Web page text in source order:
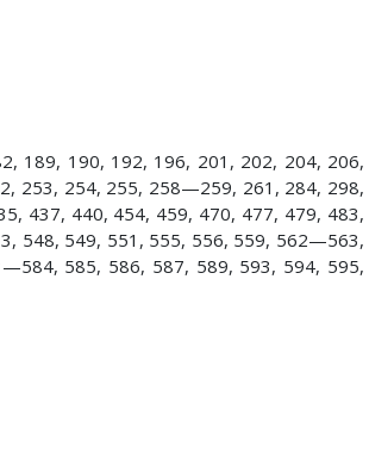
189, 190, 192, 196, 201, 202, 204, 206,
253, 254, 255, 258—259, 261, 284, 298,
437, 440, 454, 459, 470, 477, 479, 483,
548, 549, 551, 555, 556, 559, 562—563,
585, 586, 587, 589, 593, 594, 595,